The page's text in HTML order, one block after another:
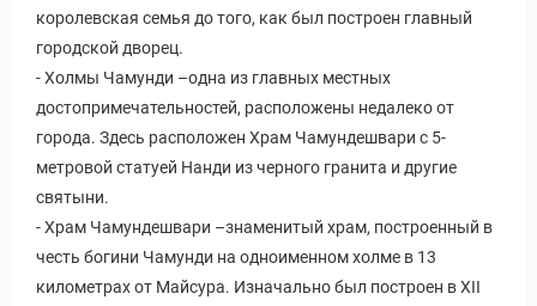
королевская семья до того, как был построен главный
городской дворец.
- Холмы Чамунди –одна из главных местных
достопримечательностей, расположены недалеко от
города. Здесь расположен Храм Чамундешвари с 5-
метровой статуей Нанди из черного гранита и другие
святыни.
- Храм Чамундешвари –знаменитый храм, построенный в
честь богини Чамунди на одноименном холме в 13
километрах от Майсура. Изначально был построен в XII